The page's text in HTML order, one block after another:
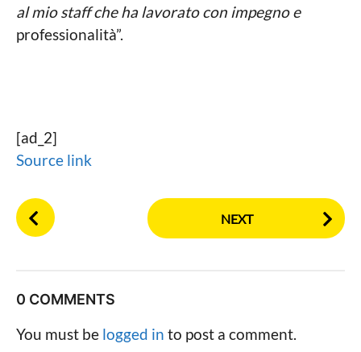
al mio staff che ha lavorato con impegno e
professionalità”.
[ad_2]
Source link
P
o
P
a
g
NEXT
0 COMMENTS
You must be logged in to post a comment.